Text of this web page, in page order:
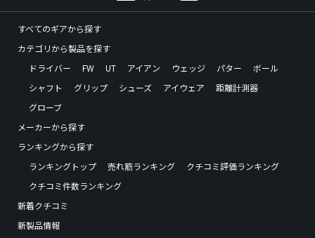
すべてのギアから探す
カテゴリから製品を探す
ドライバー
FW UT アイアン ウェッジ パター
ボール
シャフト
グリップ シューズ アイウェア
距離計測器
グローブ
メーカーから探す
ランキングから探す
ランキングトップ
売れ筋ランキング
クチコミ評価ランキング
クチコミ件数ランキング
新着クチコミ
新製品情報